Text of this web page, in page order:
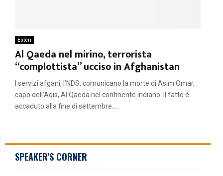
Esteri
Al Qaeda nel mirino, terrorista
“complottista” ucciso in Afghanistan
I servizi afgani, l’NDS, comunicano la morte di Asim Omar,
capo dell’Aqis, Al Qaeda nel continente indiano. Il fatto è
accaduto alla fine di settembre....
SPEAKER'S CORNER